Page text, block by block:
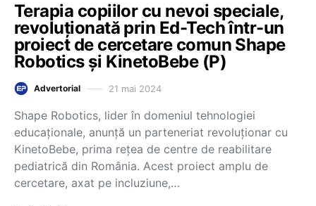
Terapia copiilor cu nevoi speciale,
revoluționată prin Ed-Tech într-un
proiect de cercetare comun Shape
Robotics și KinetoBebe (P)
Advertorial 21 mai 2024
Shape Robotics, lider în domeniul tehnologiei
educaționale, anunță un parteneriat revoluționar cu
KinetoBebe, prima rețea de centre de reabilitare
pediatrică din România. Acest proiect amplu de
cercetare, axat pe incluziune,…